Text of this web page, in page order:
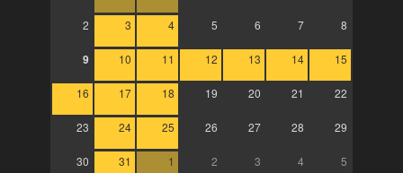
2 3 4 5 6 7 8
9 10 11 12 13 14 15
16 17 18 19 20 21 22
23 24 25 26 27 28 29
30 31 1 2 3 4 5